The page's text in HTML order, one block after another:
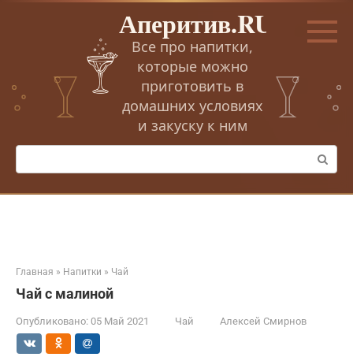
Перейти
Аперитив.RU
Все про напитки,
которые можно
приготовить в
домашних условиях
и закуску к ним
Поиск:
Главная » Напитки » Чай
Чай с малиной
Опубликовано: 05 Май 2021 Чай Алексей Смирнов